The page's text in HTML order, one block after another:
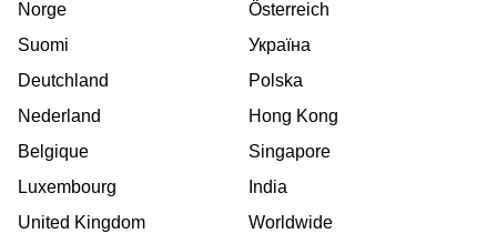
Norge
Suomi
Deutchland
Nederland
Belgique
Luxembourg
United Kingdom
Österreich
Україна
Polska
Hong Kong
Singapore
India
Worldwide